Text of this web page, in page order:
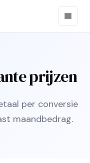
prijzen
per conversie
maandbedrag.